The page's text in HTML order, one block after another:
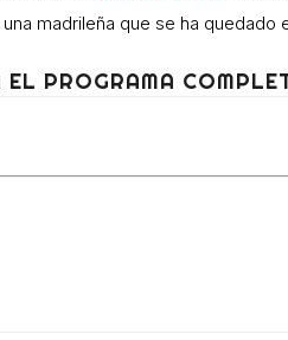
madrileña que se ha quedado
EL PROGRAMA